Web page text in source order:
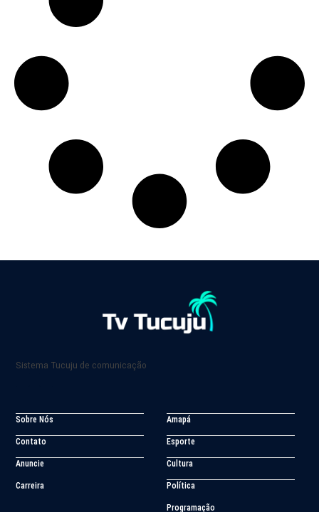
Sistema Tucuju de comunicação
Sobre Nós
Contato
Anuncie
Carreira
Amapá
Esporte
Cultura
Política
Programação